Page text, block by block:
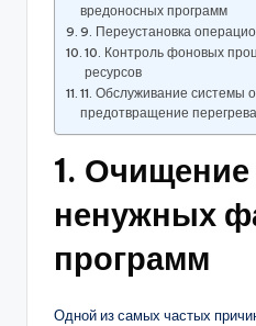
вредоносных программ
9. Переустановка
10. Контроль фоновых
ресурсов
11. Обслуживание системы
предотвращение перегрева
1.
ненужных
программ
Одной из самых частых